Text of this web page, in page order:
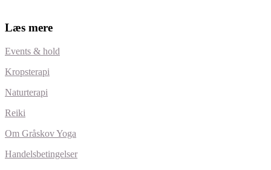
Læs mere
Events & hold
Kropsterapi
Naturterapi
Reiki
Om Gråskov Yoga
Handelsbetingelser